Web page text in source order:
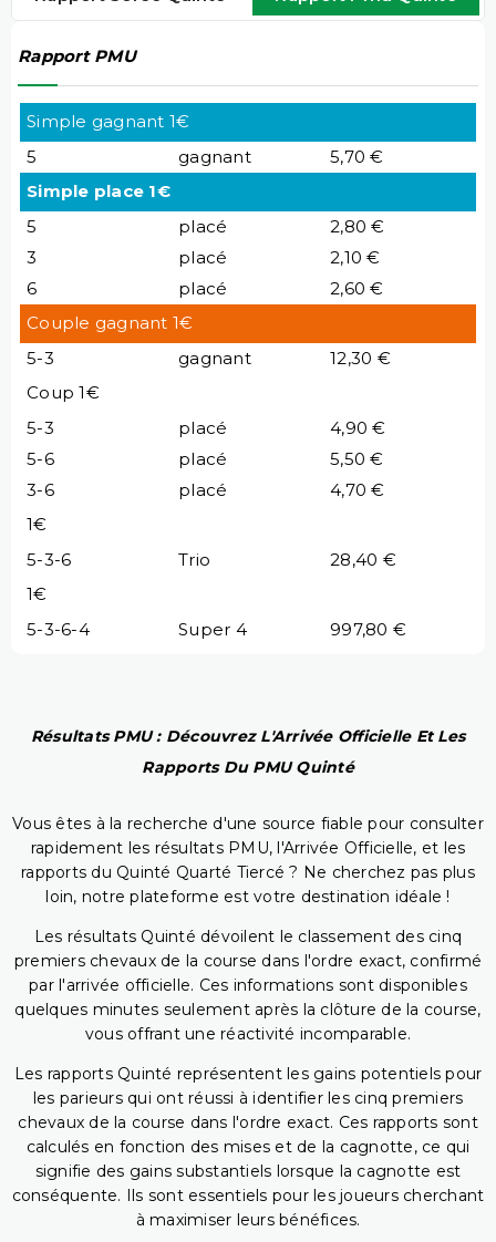
Rapport PMU
Simple gagnant 1€
5
gagnant
5,70 €
Simple place 1€
5
placé
2,80 €
3
placé
2,10 €
6
placé
2,60 €
Couple gagnant 1€
5-3
gagnant
12,30 €
Coup 1€
5-3
placé
4,90 €
5-6
placé
5,50 €
3-6
placé
4,70 €
1€
5-3-6
Trio
28,40 €
1€
5-3-6-4
Super 4 997,80 €
Résultats PMU : Découvrez L'Arrivée Officielle Et Les
Rapports Du PMU Quinté
Vous êtes à la recherche d'une source fiable pour consulter
rapidement les résultats PMU, l'Arrivée Officielle, et les
rapports du Quinté Quarté Tiercé ? Ne cherchez pas plus
loin, notre plateforme est votre destination idéale !
Les résultats Quinté dévoilent le classement des cinq
premiers chevaux de la course dans l'ordre exact, confirmé
par l'arrivée officielle. Ces informations sont disponibles
quelques minutes seulement après la clôture de la course,
vous offrant une réactivité incomparable.
Les rapports Quinté représentent les gains potentiels pour
les parieurs qui ont réussi à identifier les cinq premiers
chevaux de la course dans l'ordre exact. Ces rapports sont
calculés en fonction des mises et de la cagnotte, ce qui
signifie des gains substantiels lorsque la cagnotte est
conséquente. Ils sont essentiels pour les joueurs cherchant
à maximiser leurs bénéfices.